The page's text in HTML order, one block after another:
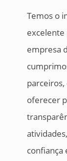
Temos o
empresa
parceiros,
oferecer
confiança